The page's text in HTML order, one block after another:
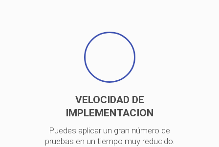
VELOCIDAD DE
IMPLEMENTACION
Puedes aplicar un gran número de
pruebas en un tiempo muy reducido.